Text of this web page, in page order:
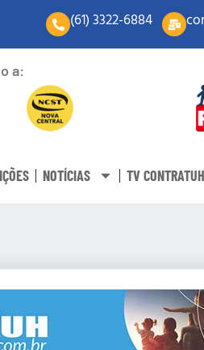
(61) 3322-6884
a:
NOTÍCIAS TV CONTRATUH